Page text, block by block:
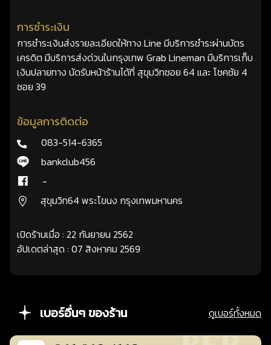
การชำระเงิน
การชำระเงินส่งรายละเอียดให้ทาง Line มีบริการชำระผ่านบัตร
เครดิต มีบริการส่งด่วนในกรุงเทพ Grab Lineman มีบริการเก็บ
เงินปลายทาง นัดรับหน้าร้านได้ที่ สุขุมวิทซอย 64 และ โชคชัย 4
ซอย 39
ข้อมูลการติดต่อ
083-514-6365
bankclub456
-
สุขุมวิท64 พระโขนง กรุงเทพมหานคร
เปิดร้านเมื่อ : 22 กันยายน 2562
อัปเดตล่าสุด : 07 สิงหาคม 2569
เบอร์อื่นๆ ของร้าน ดูเบอร์ทั้งหมด